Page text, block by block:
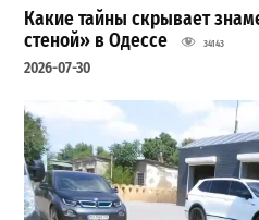
Какие тайны скрывает
стеной» в Одессе
34143
2026-07-30